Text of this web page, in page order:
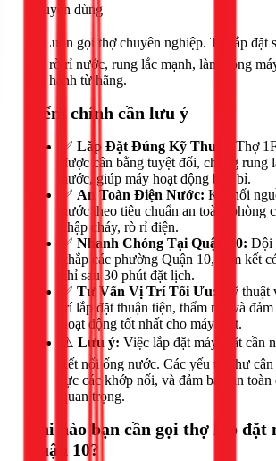
Khuyên dùng
🟢 Luôn gọi thợ chuyên nghiệp. Tự lắp đặt
gây rò rỉ nước, rung lắc mạnh, làm hỏng
bảo hành từ hãng.
Điểm chính cần lưu ý
✅ Lắp Đặt Đúng Kỹ Thuật:
Thợ
được cân bằng tuyệt đối, chống rung
nước, giúp máy hoạt động bền bỉ.
✅ An Toàn Điện Nước: Kết nối
nước theo tiêu chuẩn an toàn, phòng
chập cháy, rò rỉ điện.
✅ Nhanh Chóng Tại Quận 10: Đội
khắp các phường Quận 10, cam kết
chỉ sau 30 phút đặt lịch.
✅ Tư Vấn Vị Trí Tối Ưu:
Kỹ thuật
trí lắp đặt thuận tiện, thẩm mỹ và
hoạt động tốt nhất cho máy giặt.
⚠️ Lưu ý: Việc lắp đặt máy giặt cần
kết nối ống nước. Các yếu tố như
lực các khớp nối, và đảm bảo an
quan trọng.
Khi nào bạn cần gọi thợ lắp đặt
Quận 10?